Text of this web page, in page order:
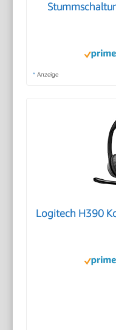
* Anzeige
Logitech H390